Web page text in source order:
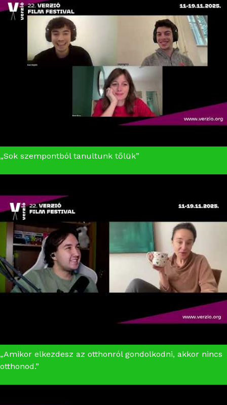
„Sok szempontból tanultunk tőlük”
„Amikor elkezdesz az otthonról gondolkodni, akkor nincs
otthonod.”